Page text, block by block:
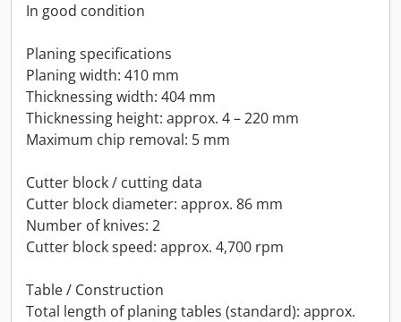
In good condition
Planing specifications
Planing width: 410 mm
Thicknessing width: 404 mm
Thicknessing height: approx. 4 – 220 mm
Maximum chip removal: 5 mm
Cutter block / cutting data
Cutter block diameter: approx. 86 mm
Number of knives: 2
Cutter block speed: approx. 4,700 rpm
Table / Construction
Total length of planing tables (standard): approx.